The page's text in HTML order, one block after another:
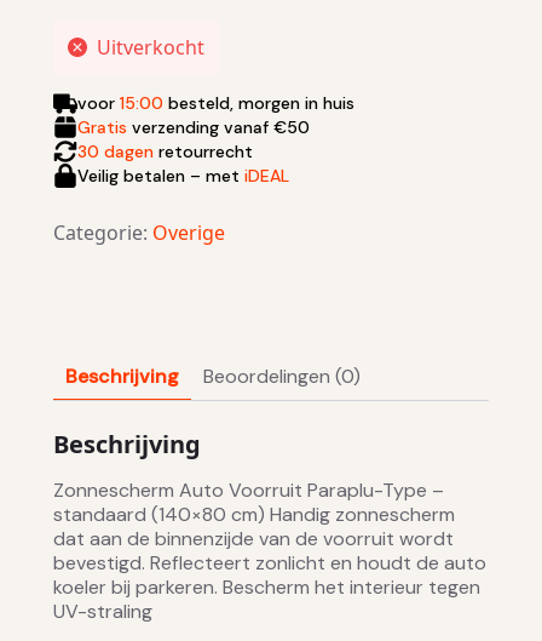
Uitverkocht
voor 15:00 besteld, morgen in huis
Gratis verzending vanaf €50
30 dagen retourrecht
Veilig betalen – met iDEAL
Categorie: Overige
Beschrijving Beoordelingen (0)
Beschrijving
Zonnescherm Auto Voorruit Paraplu-Type –
standaard (140×80 cm) Handig zonnescherm
dat aan de binnenzijde van de voorruit wordt
bevestigd. Reflecteert zonlicht en houdt de auto
koeler bij parkeren. Bescherm het interieur tegen
UV-straling